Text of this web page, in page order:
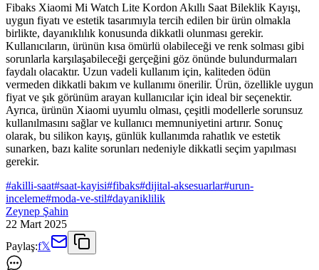
Fibaks Xiaomi Mi Watch Lite Kordon Akıllı Saat Bileklik Kayışı,
uygun fiyatı ve estetik tasarımıyla tercih edilen bir ürün olmakla
birlikte, dayanıklılık konusunda dikkatli olunması gerekir.
Kullanıcıların, ürünün kısa ömürlü olabileceği ve renk solması gibi
sorunlarla karşılaşabileceği gerçeğini göz önünde bulundurmaları
faydalı olacaktır. Uzun vadeli kullanım için, kaliteden ödün
vermeden dikkatli bakım ve kullanımı önerilir. Ürün, özellikle uygun
fiyat ve şık görünüm arayan kullanıcılar için ideal bir seçenektir.
Ayrıca, ürünün Xiaomi uyumlu olması, çeşitli modellerle sorunsuz
kullanılmasını sağlar ve kullanıcı memnuniyetini artırır. Sonuç
olarak, bu silikon kayış, günlük kullanımda rahatlık ve estetik
sunarken, bazı kalite sorunları nedeniyle dikkatli seçim yapılması
gerekir.
#akilli-saat#saat-kayisi#fibaks#dijital-aksesuarlar#urun-
inceleme#moda-ve-stil#dayaniklilik
Zeynep Şahin
22 Mart 2025
Paylaş:f𝕏